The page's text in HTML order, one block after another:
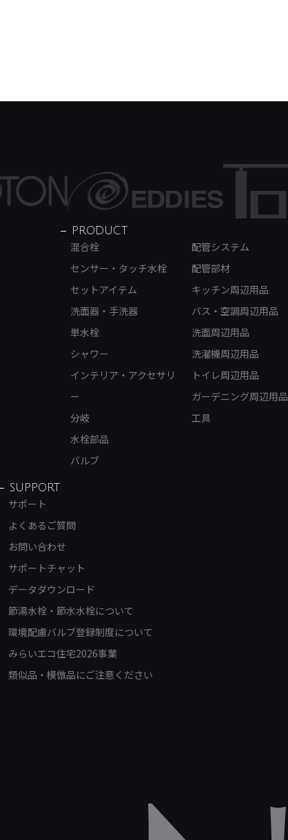
PRODUCT
混合栓
センサー・タッチ水栓
セットアイテム
洗面器・手洗器
単水栓
シャワー
インテリア・アクセサリ
ー
分岐
水栓部品
バルブ
配管システム
配管部材
キッチン周辺用品
バス・空調周辺用品
洗面周辺用品
洗濯機周辺用品
トイレ周辺用品
ガーデニング周辺用品
工具
SUPPORT
サポート
よくあるご質問
お問い合わせ
サポートチャット
データダウンロード
節湯水栓・節水水栓について
環境配慮バルブ登録制度について
みらいエコ住宅2026事業
類似品・模倣品にご注意ください